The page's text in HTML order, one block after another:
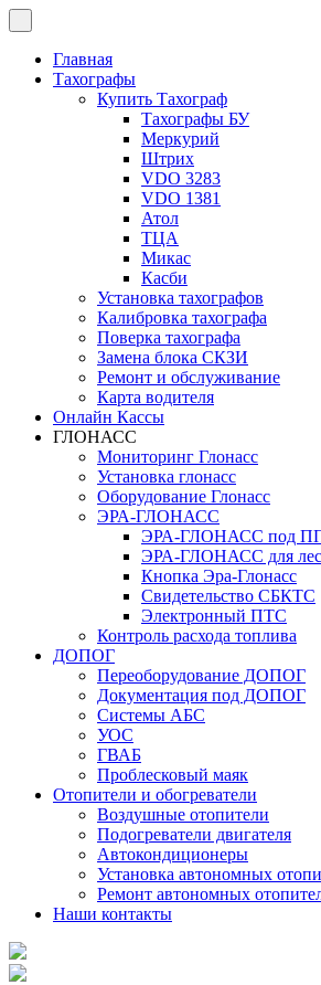
Перейти
к
содержимому
Главная
Тахографы
Купить Тахограф
Тахографы БУ
Меркурий
Штрих
VDO 3283
VDO 1381
Атол
ТЦА
Микас
Касби
Установка тахографов
Калибровка тахографа
Поверка тахографа
Замена блока СКЗИ
Ремонт и обслуживание
Карта водителя
Онлайн Кассы
ГЛОНАСС
Мониторинг Глонасс
Установка глонасс
Оборудование Глонасс
ЭРА-ГЛОНАСС
ЭРА-ГЛОНАСС под
ЭРА-ГЛОНАСС для
Кнопка Эра-Глонасс
Свидетельство СБКТС
Электронный ПТС
Контроль расхода топлива
ДОПОГ
Переоборудование ДОПОГ
Документация под ДОПОГ
Системы АБС
УОС
ГВАБ
Проблесковый маяк
Отопители и обогреватели
Воздушные отопители
Подогреватели двигателя
Автокондиционеры
Установка автономных
Ремонт автономных
Наши контакты